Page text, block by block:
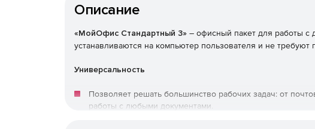
Описание
«МойОфис Стандартный 3» – офисный пакет для работы с
устанавливаются на компьютер пользователя и не требуют
Универсальность
Позволяет решать большинство рабочих задач: от
работы с любыми документами.